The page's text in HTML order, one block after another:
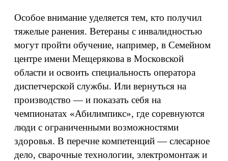
Особое внимание уделяется тем, кто получил
тяжелые ранения. Ветераны с инвалидностью
могут пройти обучение, например, в Семейном
центре имени Мещерякова в Московской
области и освоить специальность оператора
диспетчерской службы. Или вернуться на
производство — и показать себя на
чемпионатах «Абилимпикс», где соревнуются
люди с ограниченными возможностями
здоровья. В перечне компетенций — слесарное
дело, сварочные технологии, электромонтаж и